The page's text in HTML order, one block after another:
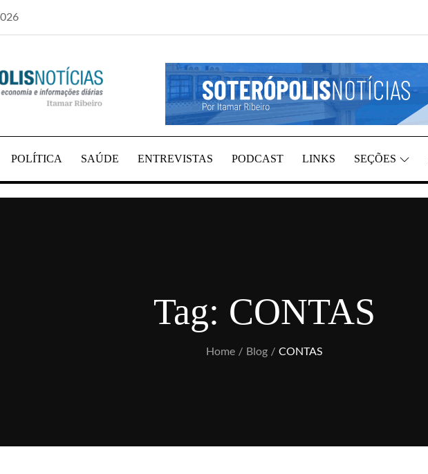
NOTÍCIAS
SALVADOR E REGIÃO, POR ITAMAR RIBEIRO
POLÍTICA SAÚDE ENTREVISTAS PODCAST LINKS SEÇÕES
Tag: CONTAS
Home Blog CONTAS